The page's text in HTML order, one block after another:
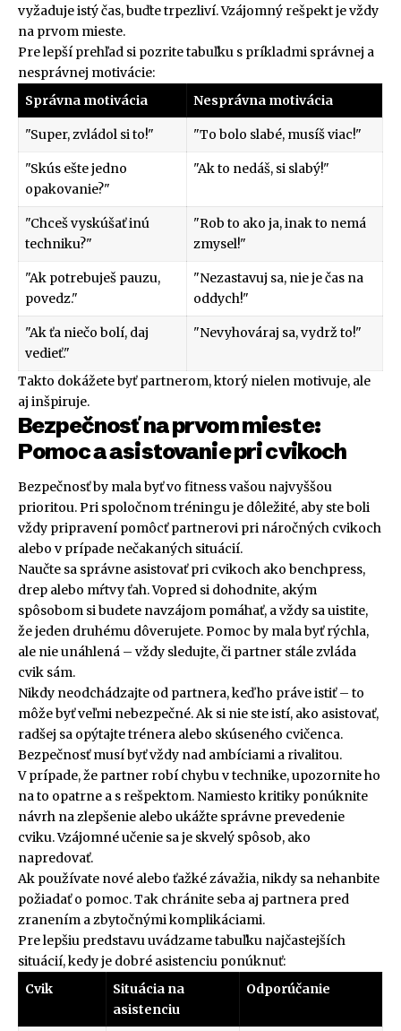
vyžaduje istý čas, buďte trpezliví. Vzájomný rešpekt je vždy
na prvom mieste.
Pre lepší prehľad si pozrite tabuľku s príkladmi správnej a
nesprávnej motivácie:
Správna motivácia
Nesprávna motivácia
"Super, zvládol si to!" "To bolo slabé, musíš viac!"
"Skús ešte jedno
opakovanie?"
"Ak to nedáš, si slabý!"
"Chceš vyskúšať inú
techniku?"
"Rob to ako ja, inak to nemá
zmysel!"
"Ak potrebuješ pauzu,
povedz."
"Nezastavuj sa, nie je čas na
oddych!"
"Ak ťa niečo bolí, daj
vedieť."
"Nevyhováraj sa, vydrž to!"
Takto dokážete byť partnerom, ktorý nielen motivuje, ale
aj inšpiruje.
Bezpečnosť na prvom mieste:
Pomoc a asistovanie pri cvikoch
Bezpečnosť by mala byť vo fitness vašou najvyššou
prioritou. Pri spoločnom tréningu je dôležité, aby ste boli
vždy pripravení pomôcť partnerovi pri náročných cvikoch
alebo v prípade nečakaných situácií.
Naučte sa správne asistovať pri cvikoch ako benchpress,
drep alebo mŕtvy ťah. Vopred si dohodnite, akým
spôsobom si budete navzájom pomáhať, a vždy sa uistite,
že jeden druhému dôverujete. Pomoc by mala byť rýchla,
ale nie unáhlená – vždy sledujte, či partner stále zvláda
cvik sám.
Nikdy neodchádzajte od partnera, keď ho práve istiť – to
môže byť veľmi nebezpečné. Ak si nie ste istí, ako asistovať,
radšej sa opýtajte trénera alebo skúseného cvičenca.
Bezpečnosť musí byť vždy nad ambíciami a rivalitou.
V prípade, že partner robí chybu v technike, upozornite ho
na to opatrne a s rešpektom. Namiesto kritiky ponúknite
návrh na zlepšenie alebo ukážte správne prevedenie
cviku. Vzájomné učenie sa je skvelý spôsob, ako
napredovať.
Ak používate nové alebo ťažké závažia, nikdy sa nehanbite
požiadať o pomoc. Tak chránite seba aj partnera pred
zranením a zbytočnými komplikáciami.
Pre lepšiu predstavu uvádzame tabuľku najčastejších
situácií, kedy je dobré asistenciu ponúknuť:
Cvik
Situácia na
asistenciu
Odporúčanie